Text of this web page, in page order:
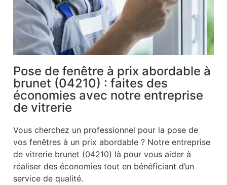
Pose de fenêtre à prix abordable à
brunet (04210) : faites des
économies avec notre entreprise
de vitrerie
Vous cherchez un professionnel pour la pose de
vos fenêtres à un prix abordable ? Notre entreprise
de vitrerie brunet (04210) là pour vous aider à
réaliser des économies tout en bénéficiant d’un
service de qualité.